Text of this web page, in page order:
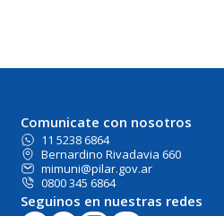
Comunicate con nosotros
11 5238 6864
Bernardino Rivadavia 660
mimuni@pilar.gov.ar
0800 345 6864
Seguinos en nuestras redes